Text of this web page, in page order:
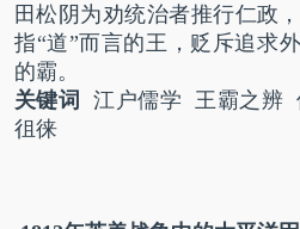
田松阴为劝统治者推行仁政
指“道”而言的王，贬斥追求
的霸。
关键词
江户儒学 王霸之辨
徂徕